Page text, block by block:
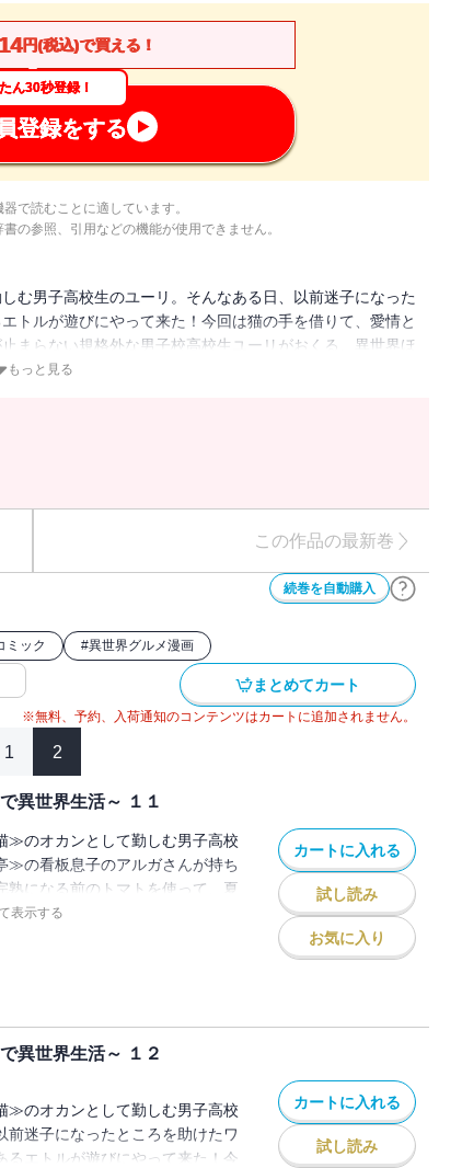
円(税込)で買える！
ん30秒登録！
登録をする
で読むことに適しています。
の参照、引用などの機能が使用できません。
男子高校生のユーリ。そんなある日、以前迷子になった
トルが遊びにやって来た！今回は猫の手を借りて、愛情と
まらない規格外な男子校高校生ユーリがおくる、異世界ほ
もっと見る
この作品の最新巻
続巻を自動購入
ミック #異世界グルメ漫画
まとめてカート
※無料、予約、入荷通知のコンテンツはカートに追加されません。
1 2
異世界生活～ １１
≫のオカンとして勤しむ男子高校
の看板息子のアルガさんが持ち
熟になる前のトマトを使って、夏
ます♪仲間との絆がさらに深まる
表示する
カートに入れる
試し読み
お気に入り
異世界生活～ １２
≫のオカンとして勤しむ男子高校
迷子になったところを助けたワ
るエトルが遊びにやって来た！今
カートに入れる
試し読み